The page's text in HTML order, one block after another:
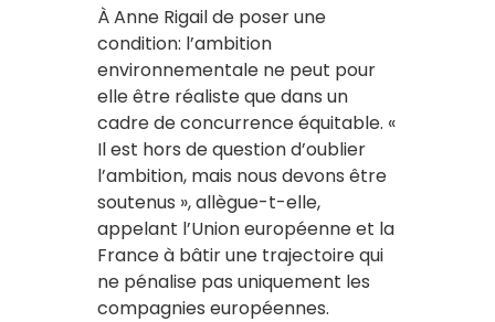
À Anne Rigail de poser une
condition: l’ambition
environnementale ne peut pour
elle être réaliste que dans un
cadre de concurrence équitable. «
Il est hors de question d’oublier
l’ambition, mais nous devons être
soutenus », allègue-t-elle,
appelant l’Union européenne et la
France à bâtir une trajectoire qui
ne pénalise pas uniquement les
compagnies européennes.